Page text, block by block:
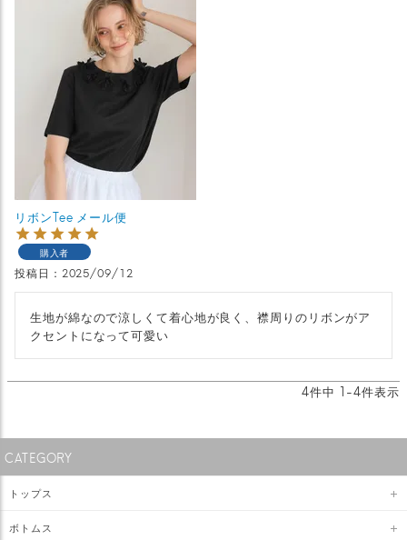
リボンTee メール便
購入者
投稿日 2025/09/12
生地が綿なので涼しくて着心地が良く、襟周りのリボンがア
クセントになって可愛い
4件中 1 -4件表示
CATEGORY
トップス
ボトムス